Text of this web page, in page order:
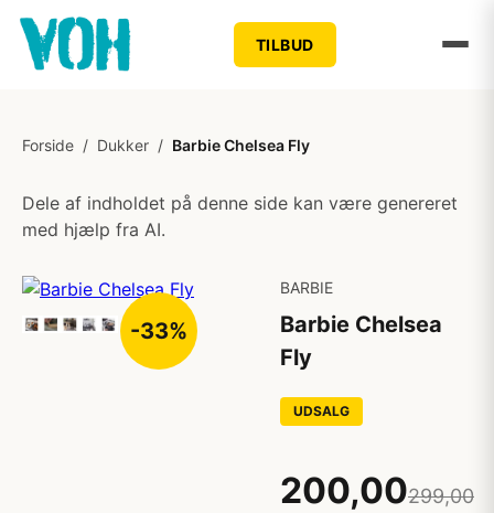
TILBUD
Forside / Dukker / Barbie Chelsea Fly
Dele af indholdet på denne side kan være genereret
med hjælp fra AI.
-33%
BARBIE
Barbie Chelsea
Fly
UDSALG
200,00299,00